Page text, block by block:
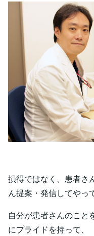
損得ではなく、患者さ
ん提案・発信してやっ
自分が患者さんのこと
にプライドを持って、